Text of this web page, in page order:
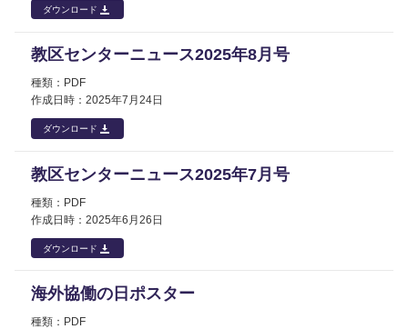
ダウンロード
教区センターニュース2025年8月号
PDF
2025年7月24日
ダウンロード
教区センターニュース2025年7月号
PDF
2025年6月26日
ダウンロード
海外協働の日ポスター
PDF